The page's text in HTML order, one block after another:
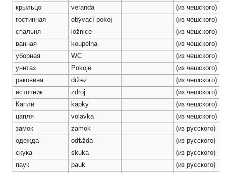
крыльцо
veranda
(из чешского)
гостинная
obývací pokoj
(из чешского)
спальня
ložnice
(из чешского)
ванная
koupelna
(из чешского)
уборная
WC
(из чешского)
унитаз
Pokoje
(из чешского)
раковина
držez
(из чешского)
источник
zdroj
(из чешского)
Капли
kapky
(из чешского)
цапля
volavka
(из чешского)
замок zamok
(из русского)
одежда
odѣžda
(из русского)
скука
skuka
(из русского)
паук
pauk
(из русского)